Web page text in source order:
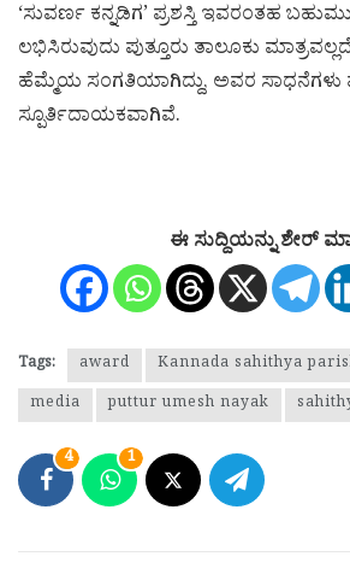
‘ಸುವರ್ಣ ಕನ್ನಡಿಗ’ ಪ್ರಶಸ್ತಿ ಇವರಂತಹ
ಲಭಿಸಿರುವುದು ಪುತ್ತೂರು ತಾಲೂಕು
ಹೆಮ್ಮೆಯ ಸಂಗತಿಯಾಗಿದ್ದು, ಅವರ
ಸ್ಪೂರ್ತಿದಾಯಕವಾಗಿವೆ.
ಈ ಸುದ್ದಿಯನ್ನು ಶೇರ್
Tags: award Kannada sahithya
media
puttur umesh nayak
4 1